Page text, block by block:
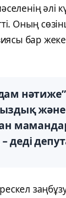
әлі
Оның
бар
нәтиже”
деді